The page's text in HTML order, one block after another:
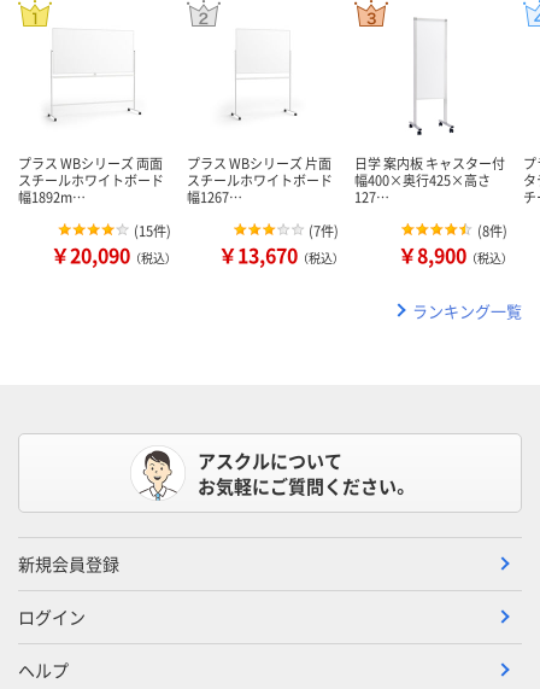
プラス WBシリーズ 両面
スチールホワイトボード
幅1892m…
(15件)
￥20,090 （税込）
プラス WBシリーズ 片面
スチールホワイトボード
幅1267…
(7件)
￥13,670 （税込）
日学 案内板 キャスター付
幅400×奥行425×高さ
127…
(8件)
￥8,900 （税込）
ランキング一覧
アスクルについて
お気軽にご質問ください。
新規会員登録
ログイン
ヘルプ